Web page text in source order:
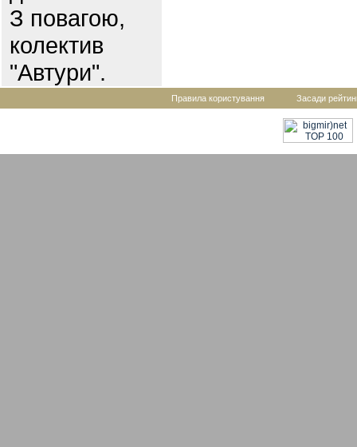
З повагою,
колектив
"Автури".
Правила користування Засади